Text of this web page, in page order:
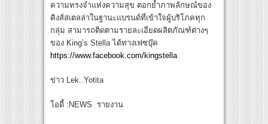
ความทรงจำแห่งความสุข ตอกย้ำภาพลักษณ์ของ
คิงส์สเตลล่าในฐานะแบรนด์ที่เข้าใจผู้บริโภคทุก
กลุ่ม สามารถติดตามรายละเอียดผลิตภัณฑ์ต่างๆ
ของ King’s Stella ได้ทางเฟซบุ๊ค
https://www.facebook.com/kingstella
ข่าว Lek..Yotita
โอดี้ :NEWS รายงาน